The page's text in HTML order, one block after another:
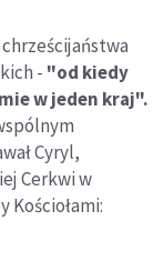
- "od kiedy
w jeden kraj".
Cyryl,
Cerkwi w